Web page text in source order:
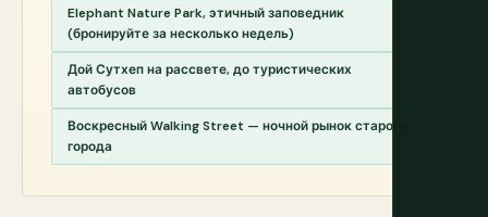
Elephant Nature Park, этичный заповедник
(бронируйте за несколько недель)
Дой Сутхеп на рассвете, до туристических
автобусов
Воскресный Walking Street — ночной рынок старого
города